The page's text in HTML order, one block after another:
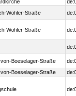
Wöhler-Straße
Wöhler-Straße
Boeselager-Straße
Boeselager-Straße